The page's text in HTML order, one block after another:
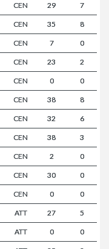
CEN 29 7
CEN 35 8
CEN 7 0
CEN 23 2
CEN 0 0
CEN 38 8
CEN 32 6
CEN 38 3
CEN 2 0
CEN 30 0
CEN 0 0
ATT 27 5
ATT 0 0